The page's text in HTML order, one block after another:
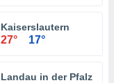
Kaiserslautern
27° 17°
Landau in der Pfalz